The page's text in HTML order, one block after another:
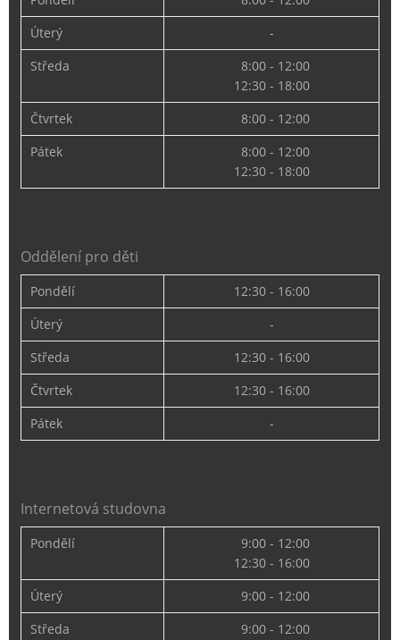
Úterý
-
Středa
8:00 - 12:00
12:30 - 18:00
Čtvrtek
8:00 - 12:00
Pátek
8:00 - 12:00
12:30 - 18:00
Oddělení pro děti
Pondělí
12:30 - 16:00
Úterý
-
Středa
12:30 - 16:00
Čtvrtek
12:30 - 16:00
Pátek
-
Internetová studovna
Pondělí
9:00 - 12:00
12:30 - 16:00
Úterý
9:00 - 12:00
Středa
9:00 - 12:00